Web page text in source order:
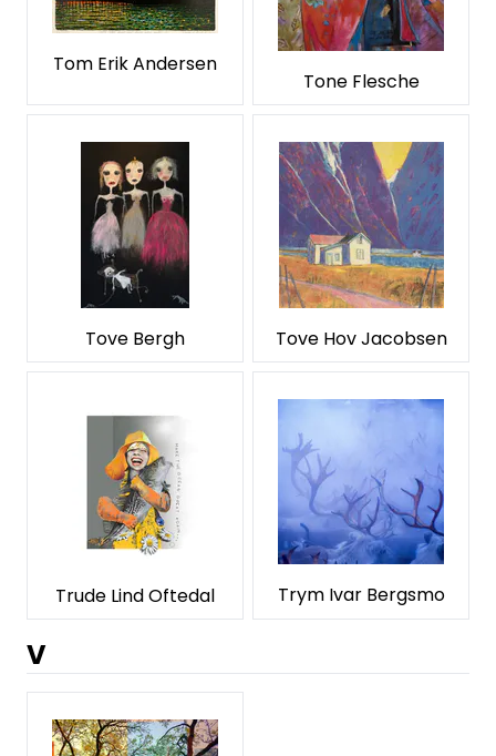
Tom Erik Andersen
Tone Flesche
Tove Bergh Tove Hov Jacobsen
Trude Lind Oftedal Trym Ivar Bergsmo
V